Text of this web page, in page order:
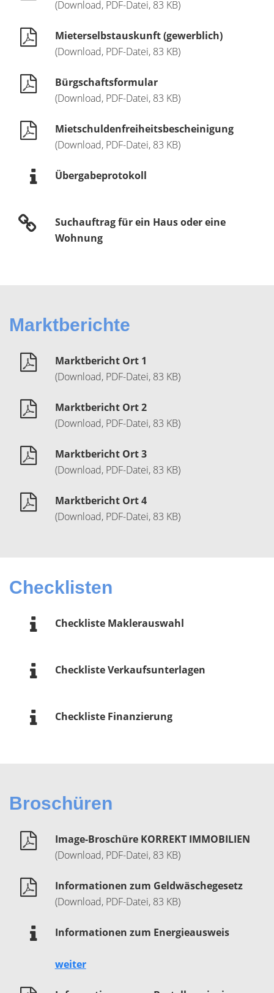
(Download, PDF-Datei, 83 KB)
Mieterselbstauskunft (gewerblich)
(Download, PDF-Datei, 83 KB)
Bürgschaftsformular
(Download, PDF-Datei, 83 KB)
Mietschuldenfreiheitsbescheinigung
(Download, PDF-Datei, 83 KB)
Übergabeprotokoll
Suchauftrag für ein Haus oder eine
Wohnung
Marktberichte
Marktbericht Ort 1
(Download, PDF-Datei, 83 KB)
Marktbericht Ort 2
(Download, PDF-Datei, 83 KB)
Marktbericht Ort 3
(Download, PDF-Datei, 83 KB)
Marktbericht Ort 4
(Download, PDF-Datei, 83 KB)
Checklisten
Checkliste Maklerauswahl
Checkliste Verkaufsunterlagen
Checkliste Finanzierung
Broschüren
Image-Broschüre KORREKT IMMOBILIEN
(Download, PDF-Datei, 83 KB)
Informationen zum Geldwäschegesetz
(Download, PDF-Datei, 83 KB)
Informationen zum Energieausweis
weiter